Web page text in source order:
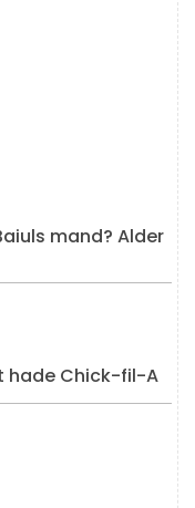
mand? Alder
hade Chick-fil-A